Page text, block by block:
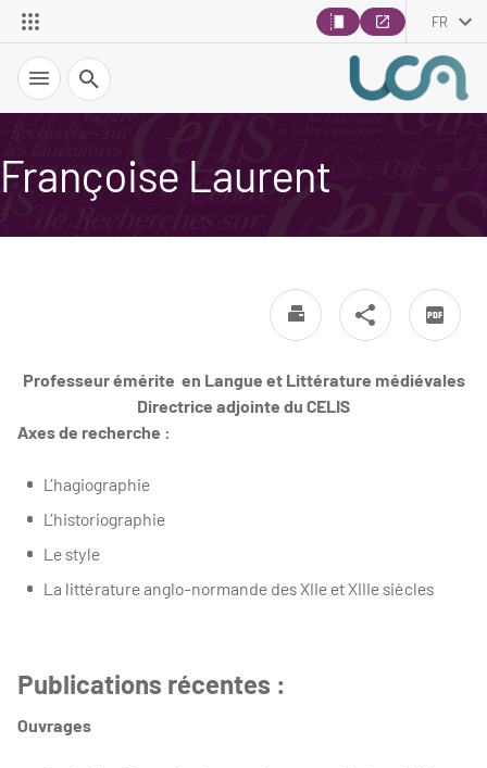
FR
Recherche
Françoise Laurent
Professeur émérite en Langue et Littérature médiévales
Directrice adjointe du CELIS
Axes de recherche :
L’hagiographie
L’historiographie
Le style
La littérature anglo-normande des XIIe et XIIIe siècles
Publications récentes :
Ouvrages